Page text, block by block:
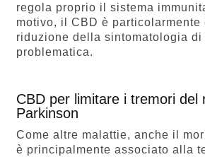
regola proprio il sistema
motivo, il CBD è particolarmente
riduzione della sintomatologia di
problematica.
CBD per limitare i tremori del
Parkinson
Come altre malattie, anche il
è principalmente associato alla